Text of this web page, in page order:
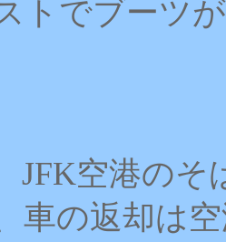
トでブーツ
JFK空港のそ
車の返却は